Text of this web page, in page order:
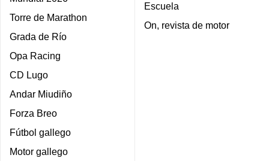
Torre de Marathon
Grada de Río
Opa Racing
CD Lugo
Andar Miudiño
Forza Breo
Fútbol gallego
Motor gallego
Escuela
On, revista de motor